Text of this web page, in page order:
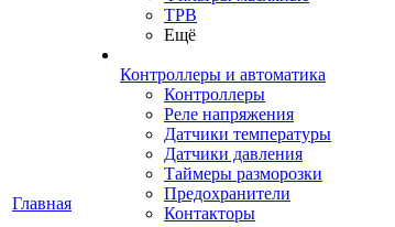
Главная
ТРВ
Ещё
Контроллеры и автоматика
Контроллеры
Реле напряжения
Датчики температуры
Датчики давления
Таймеры разморозки
Предохранители
Контакторы